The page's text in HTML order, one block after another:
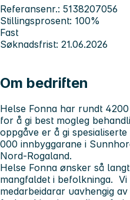
Referansenr.: 5138207056
Stillingsprosent: 100%
Fast
Søknadsfrist: 21.06.2026
Om bedriften
Helse Fonna har rundt
for å gi best mogleg
oppgåve er å gi
000 innbyggarane i
Nord-Rogaland.
Helse Fonna ønsker så
mangfaldet i befolkninga.
medarbeidarar uavhengig